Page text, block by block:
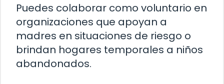
Puedes colaborar como voluntario en
organizaciones que apoyan a
madres en situaciones de riesgo o
brindan hogares temporales a niños
abandonados.